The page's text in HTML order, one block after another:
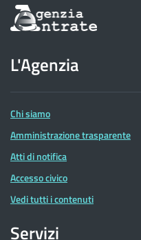
Informazioni
sul
dell'Agenzia
delle
Entrate
L'Agenzia
Chi siamo
Amministrazione trasparente
Atti di notifica
Accesso civico
Vedi tutti i contenuti
Servizi